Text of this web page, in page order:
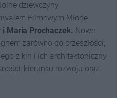
dziewczyny
Filmowym Młode
Maria Prochaczek. Nowe
zarówno do przeszłości,
z kin i ich architektoniczny
kierunku rozwoju oraz